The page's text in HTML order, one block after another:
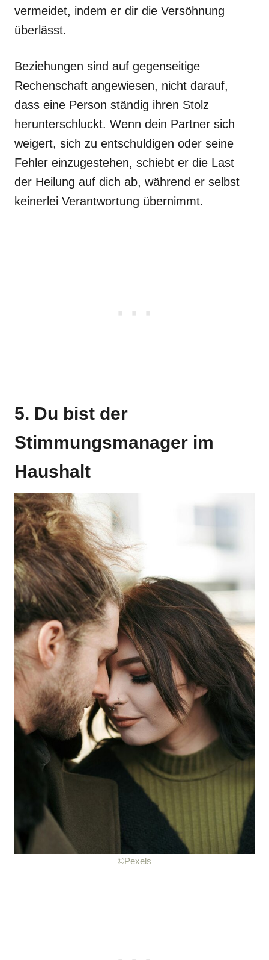
vermeidet, indem er dir die Versöhnung
überlässt.
Beziehungen sind auf gegenseitige
Rechenschaft angewiesen, nicht darauf,
dass eine Person ständig ihren Stolz
herunterschluckt. Wenn dein Partner sich
weigert, sich zu entschuldigen oder seine
Fehler einzugestehen, schiebt er die Last
der Heilung auf dich ab, während er selbst
keinerlei Verantwortung übernimmt.
5. Du bist der
Stimmungsmanager im
Haushalt
©Pexels